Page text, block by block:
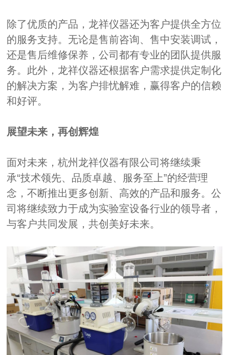
除了优质的产品，龙祥仪器还为客户提供全方位
的服务支持。无论是售前咨询、售中安装调试，
还是售后维修保养，公司都有专业的团队提供服
务。此外，龙祥仪器还根据客户需求提供定制化
的解决方案，为客户排忧解难，赢得客户的信赖
和好评。
展望未来，再创辉煌
面对未来，杭州龙祥仪器有限公司将继续秉
承“技术领先、品质卓越、服务至上”的经营理
念，不断推出更多创新、高效的产品和服务。公
司将继续致力于成为实验室设备行业的领导者，
与客户共同发展，共创美好未来。